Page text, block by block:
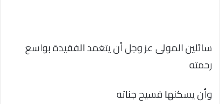
سائلين المولى عز وجل أن يتغمد الفقيدة بواسع
رحمته
وأن يسكنها فسيح جناته